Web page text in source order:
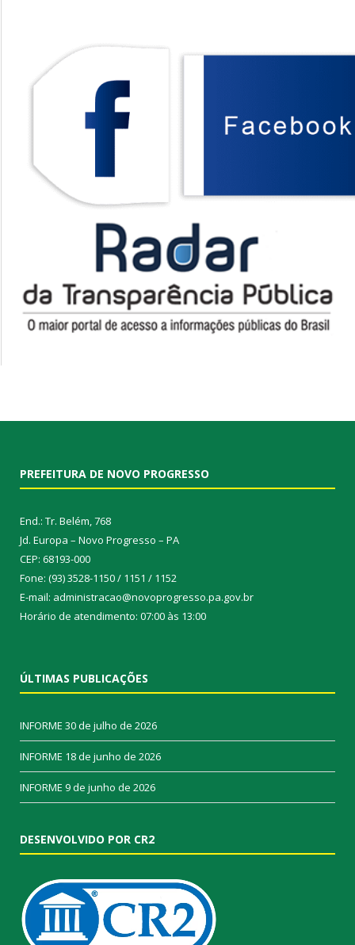
PREFEITURA DE NOVO PROGRESSO
End.: Tr. Belém, 768
Jd. Europa – Novo Progresso – PA
CEP: 68193-000
Fone: (93) 3528-1150 / 1151 / 1152
E-mail: administracao@novoprogresso.pa.gov.br
Horário de atendimento: 07:00 às 13:00
ÚLTIMAS PUBLICAÇÕES
INFORME 30 de julho de 2026
INFORME 18 de junho de 2026
INFORME 9 de junho de 2026
DESENVOLVIDO POR CR2